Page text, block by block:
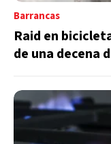
Barrancas
Raid en
de una decena